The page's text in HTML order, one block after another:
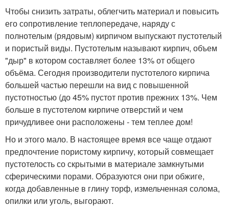
Чтобы снизить затраты, облегчить материал и повысить
его сопротивление теплопередаче, наряду с
полнотелым (рядовым) кирпичом выпускают пустотелый
и пористый виды. Пустотелым называют кирпич, объем
"дыр" в котором составляет более 13% от общего
объёма. Сегодня производители пустотелого кирпича
большей частью перешли на вид с повышенной
пустотностью (до 45% пустот против прежних 13%. Чем
больше в пустотелом кирпиче отверстий и чем
причудливее они расположены - тем теплее дом!
Но и этого мало. В настоящее время все чаще отдают
предпочтение пористому кирпичу, который совмещает
пустотелость со скрытыми в материале замкнутыми
сферическими порами. Образуются они при обжиге,
когда добавленные в глину торф, измельченная солома,
опилки или уголь, выгорают.